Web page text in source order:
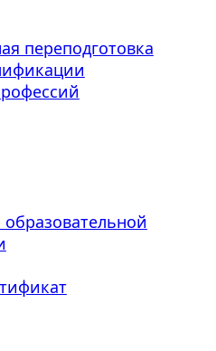
переподготовка